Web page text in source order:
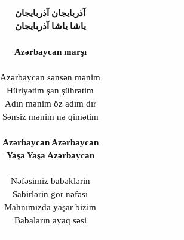
آذربایجان آذربایجان
یاشا یاشا آذربایجان
Azərbaycan marşı
Azərbaycan sənsən mənim
Hüriyətim şan şührətim
Adın mənim öz adım dır
Sənsiz mənim nə qimətim
Azərbaycan Azərbaycan
Yaşa Yaşa Azərbaycan
Nəfəsimiz babəklərin
Sabirlərin gor nəfəsı
Mahnımızda yaşar bizim
Babaların ayaq səsi